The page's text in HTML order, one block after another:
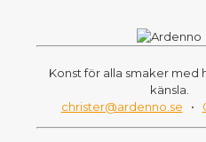
Konst för alla smaker med
känsla.
christer@ardenno.se •